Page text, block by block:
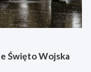
Święto Wojska